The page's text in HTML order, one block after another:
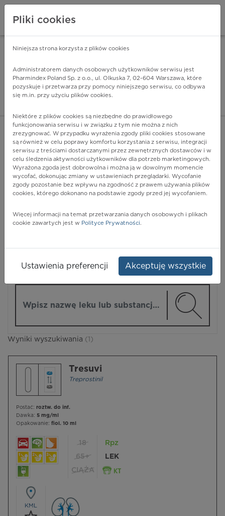
Pharmindex - lider
ZALOGUJ SIĘ
POKAŻ FILTRY
Pharmindex
Wyniki wyszukiwania (1)
Tresuvi
Treprostinil
Postać: roztw. do inf.
Dawka: 5 mg/ml
Opakowanie: fiol. 10 ml
18
65+
CIĄŻA
Rpz
LEK
KML
Pliki cookies
Niniejsza strona korzysta z plików cookies
Administratorem danych osobowych użytkowników serwisu jest
Pharmindex Poland Sp. z o.o., ul. Olkuska 7, 02-604 Warszawa, które
pozyskuje i przetwarza przy pomocy niniejszego serwisu, co odbywa
się m.in. przy użyciu plików cookies.
Niektóre z plików cookies są niezbędne do prawidłowego
funkcjonowania serwisu i w związku z tym nie można z nich
zrezygnować. W przypadku wyrażenia zgody pliki cookies stosowane
są również w celu poprawy komfortu korzystania z serwisu, integracji
serwisu z treściami dostarczanymi przez zewnętrznych dostawców i w
celu śledzenia aktywności użytkowników dla potrzeb marketingowych.
Wyrażona zgoda jest dobrowolna i można ją w dowolnym momencie
wycofać, dokonując zmiany w ustawieniach przeglądarki. Wycofanie
zgody pozostanie bez wpływu na zgodność z prawem używania plików
cookies, którego dokonano na podstawie zgody przed jej wycofaniem.
Więcej informacji na temat przetwarzania danych osobowych i plikach
cookie zawartych jest w Polityce Prywatności.
Ustawienia preferencji Akceptuję wszystkie
ZA DARMO - w Google Play INSTALUJ